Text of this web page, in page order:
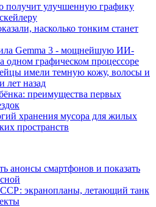
получит улучшенную графику
насколько тонким станет
Gemma 3 - мощнейшую ИИ-
одном графическом процессоре
имели темную кожу, волосы и
лет назад
преимущества первых
хранения мусора для жилых
пространств
анонсы смартфонов и показать
экранопланы, летающий танк